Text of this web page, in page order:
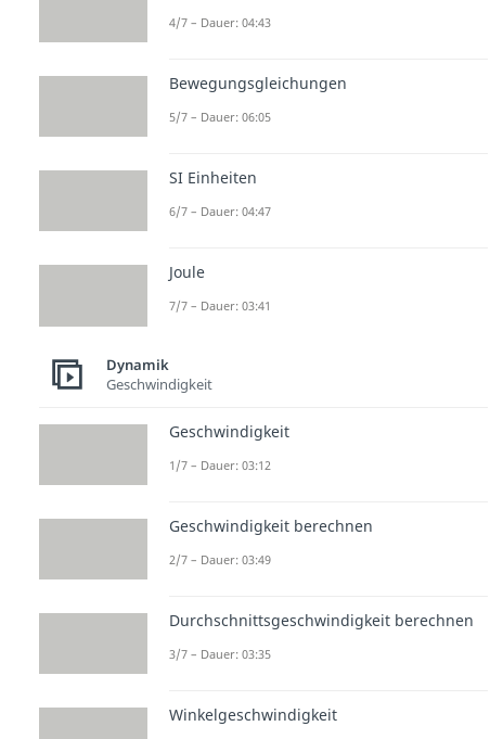
4/7 – Dauer: 04:43
Bewegungsgleichungen
5/7 – Dauer: 06:05
SI Einheiten
6/7 – Dauer: 04:47
Joule
7/7 – Dauer: 03:41
Dynamik
Geschwindigkeit
Geschwindigkeit
1/7 – Dauer: 03:12
Geschwindigkeit berechnen
2/7 – Dauer: 03:49
Durchschnittsgeschwindigkeit berechnen
3/7 – Dauer: 03:35
Winkelgeschwindigkeit